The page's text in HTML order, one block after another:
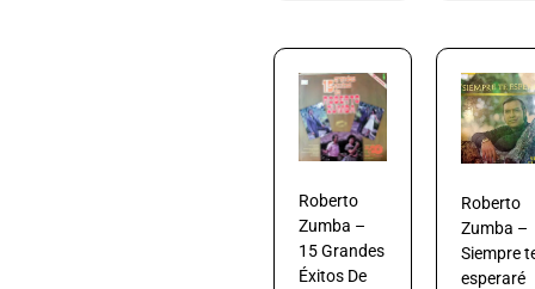
Roberto
Zumba –
15 Grandes
Éxitos De
Roberto
Zumba –
Siempre
esperaré